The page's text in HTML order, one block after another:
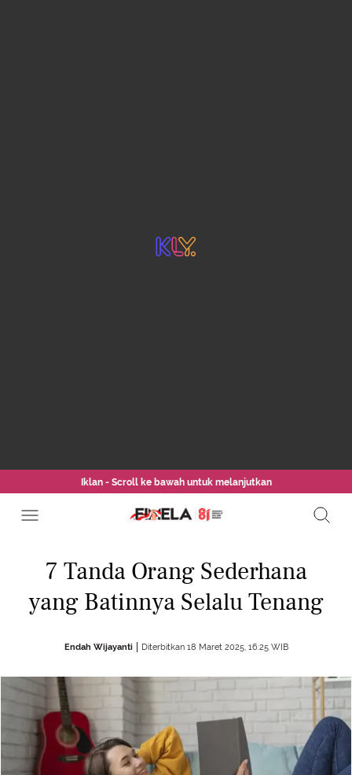
Iklan - Scroll ke bawah untuk melanjutkan
7 Tanda Orang Sederhana
yang Batinnya Selalu Tenang
Endah Wijayanti Diterbitkan 18 Maret 2025, 16:25 WIB